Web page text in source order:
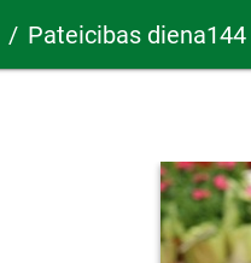
Pateicibas diena144